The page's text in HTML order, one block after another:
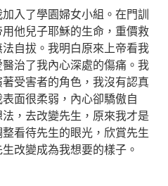
入了學園婦女小組。在門訓
他兒子耶穌的生命，重價救
自拔。我明白原來上帝看我
治了我內心深處的傷痛。我
受害者的角色，我沒有認真
面很柔弱，內心卻驕傲自
，去改變先生，原來我才是
看待先生的眼光，欣賞先生
改變成為我想要的樣子。